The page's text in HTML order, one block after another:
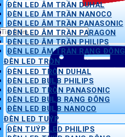
Tìm
kiếm:
ĐÈN LED ÂM TRẦN DUHAL
ĐÈN LED ÂM TRẦN NANOCO
ĐÈN LED ÂM TRẦN PANASONIC
ĐÈN LED ÂM TRẦN PARAGON
ĐÈN LED ÂM TRẦN PHILIPS
ĐÈN LED ÂM TRẦN RẠNG ĐÔNG
ĐÈN LED TRÒN
ĐÈN LED TRÒN DUHAL
ĐÈN LED BULB PHILIPS
ĐÈN LED TRÒN PANASONIC
ĐÈN LED BULB RẠNG ĐÔNG
ĐÈN LED BULB NANOCO
ĐÈN LED TUÝP
ĐÈN TUÝP LED PHILIPS